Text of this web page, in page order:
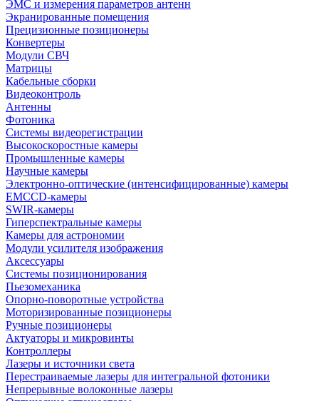
ЭМС и измерения параметров антенн
Экранированные помещения
Прецизионные позиционеры
Конвертеры
Модули СВЧ
Матрицы
Кабельные сборки
Видеоконтроль
Антенны
Фотоника
Cистемы видеорегистрации
Высокоскоростные камеры
Промышленные камеры
Научные камеры
Электронно-оптические (интенсифицированные) камеры
EMCCD-камеры
SWIR-камеры
Гиперспектральные камеры
Камеры для астрономии
Модули усилителя изображения
Аксессуары
Системы позиционирования
Пьезомеханика
Опорно-поворотные устройства
Моторизированные позиционеры
Ручные позиционеры
Актуаторы и микровинты
Контроллеры
Лазеры и источники света
Перестраиваемые лазеры для интегральной фотоники
Непрерывные волоконные лазеры